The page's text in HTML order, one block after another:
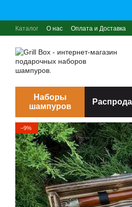
Каталог О нас Оплата и Доставка
Наборы
шампуров
−9%